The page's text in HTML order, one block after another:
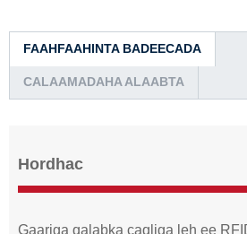
FAAHFAAHINTA BADEECADA
CALAAMADAHA ALAABTA
Hordhac
Gaariga qalabka caqliga leh ee